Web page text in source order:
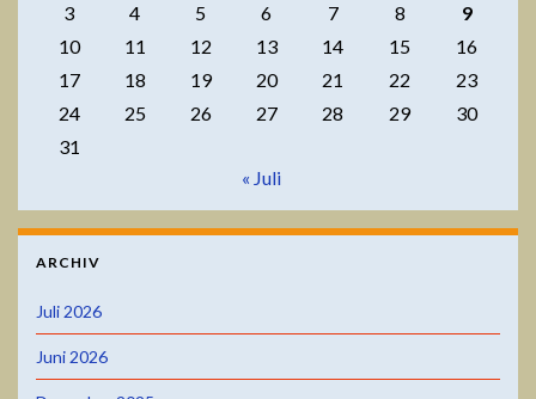
3
4 5 6 7 8
9
10
11 12 13 14 15
16
17
18 19 20 21 22
23
24
25 26 27 28 29
30
31
« Juli
ARCHIV
Juli 2026
Juni 2026